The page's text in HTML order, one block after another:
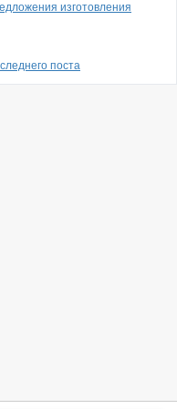
изготовления
поста